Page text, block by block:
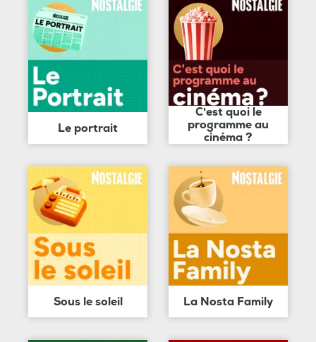
Le portrait
C'est quoi le
programme au
cinéma ?
Sous le soleil La Nosta Family